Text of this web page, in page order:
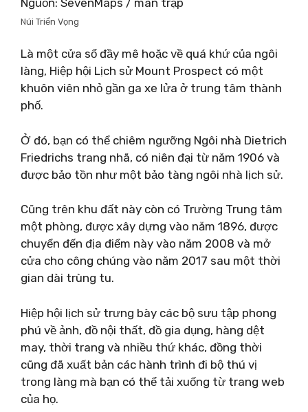
Núi Triển Vọng
Là một cửa sổ đầy mê hoặc về quá khứ của ngôi
làng, Hiệp hội Lịch sử Mount Prospect có một
khuôn viên nhỏ gần ga xe lửa ở trung tâm thành
phố.
Ở đó, bạn có thể chiêm ngưỡng Ngôi nhà Dietrich
Friedrichs trang nhã, có niên đại từ năm 1906 và
được bảo tồn như một bảo tàng ngôi nhà lịch sử.
Cũng trên khu đất này còn có Trường Trung tâm
một phòng, được xây dựng vào năm 1896, được
chuyển đến địa điểm này vào năm 2008 và mở
cửa cho công chúng vào năm 2017 sau một thời
gian dài trùng tu.
Hiệp hội lịch sử trưng bày các bộ sưu tập phong
phú về ảnh, đồ nội thất, đồ gia dụng, hàng dệt
may, thời trang và nhiều thứ khác, đồng thời
cũng đã xuất bản các hành trình đi bộ thú vị
trong làng mà bạn có thể tải xuống từ trang web
của họ.